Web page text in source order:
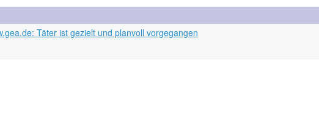
Täter ist gezielt und planvoll vorgegangen